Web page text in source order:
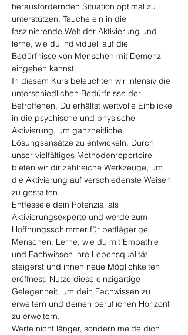
herausfordernden Situation optimal zu
unterstützen. Tauche ein in die
faszinierende Welt der Aktivierung und
lerne, wie du individuell auf die
Bedürfnisse von Menschen mit Demenz
eingehen kannst.
In diesem Kurs beleuchten wir intensiv die
unterschiedlichen Bedürfnisse der
Betroffenen. Du erhältst wertvolle Einblicke
in die psychische und physische
Aktivierung, um ganzheitliche
Lösungsansätze zu entwickeln. Durch
unser vielfältiges Methodenrepertoire
bieten wir dir zahlreiche Werkzeuge, um
die Aktivierung auf verschiedenste Weisen
zu gestalten.
Entfessele dein Potenzial als
Aktivierungsexperte und werde zum
Hoffnungsschimmer für bettlägerige
Menschen. Lerne, wie du mit Empathie
und Fachwissen ihre Lebensqualität
steigerst und ihnen neue Möglichkeiten
eröffnest. Nutze diese einzigartige
Gelegenheit, um dein Fachwissen zu
erweitern und deinen beruflichen Horizont
zu erweitern.
Warte nicht länger, sondern melde dich